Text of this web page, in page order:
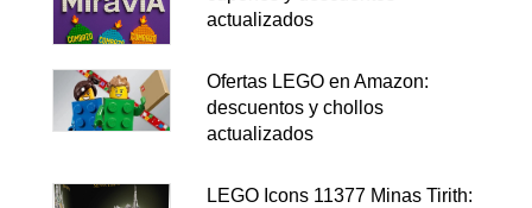
actualizados
Ofertas LEGO en Amazon:
descuentos y chollos
actualizados
LEGO Icons 11377 Minas Tirith: